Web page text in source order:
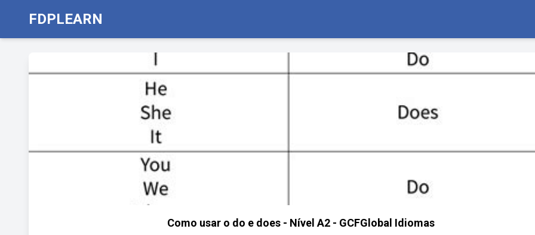
FDPLEARN
Como usar o do e does - Nível A2 - GCFGlobal Idiomas